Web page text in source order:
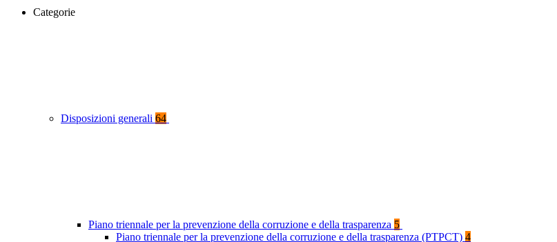
Categorie
Disposizioni generali 64
Piano triennale per la prevenzione della corruzione e della trasparenza 5
Piano triennale per la prevenzione della corruzione e della trasparenza (PTPCT) 4